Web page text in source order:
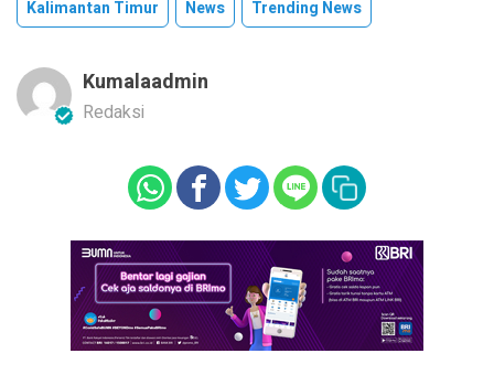
Kalimantan Timur News Trending News
Kumalaadmin
Redaksi